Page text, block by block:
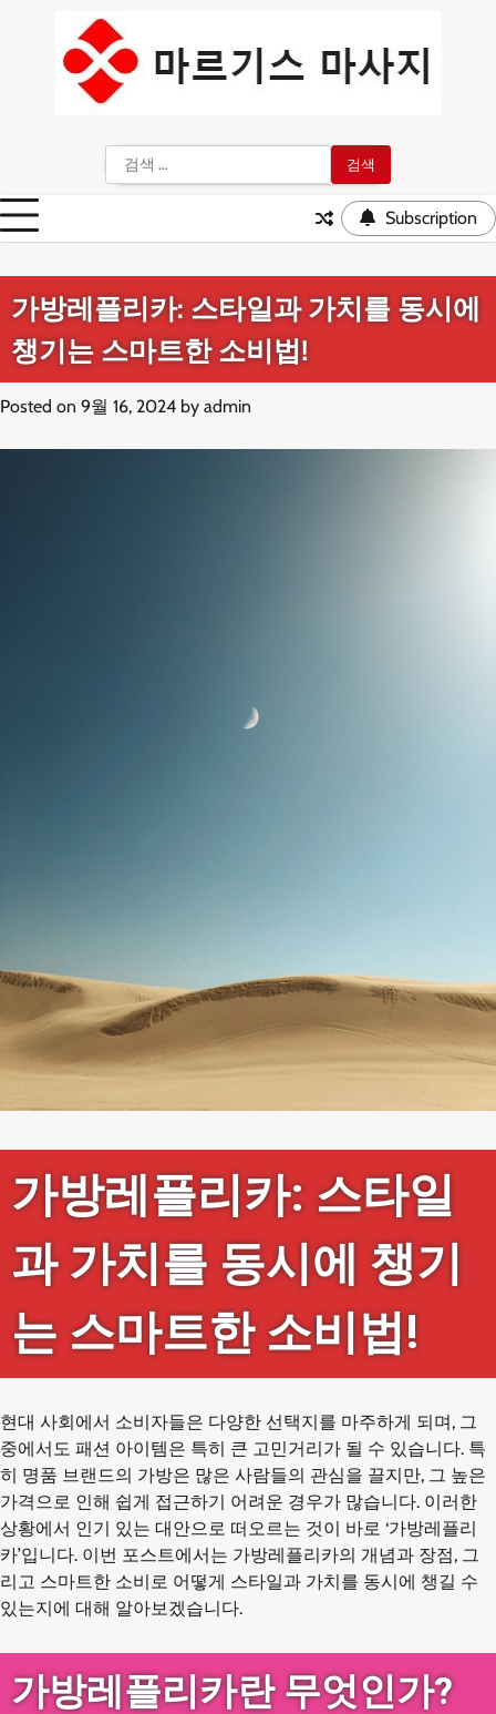
색:
Subscription
가방레플리카: 스타일과 가치를 동시에
챙기는 스마트한 소비법!
Posted on 9월 16, 2024 by admin
가방레플리카: 스타일
과 가치를 동시에 챙기
는 스마트한 소비법!
현대 사회에서 소비자들은 다양한 선택지를 마주하게 되며, 그
중에서도 패션 아이템은 특히 큰 고민거리가 될 수 있습니다. 특
히 명품 브랜드의 가방은 많은 사람들의 관심을 끌지만, 그 높은
가격으로 인해 쉽게 접근하기 어려운 경우가 많습니다. 이러한
상황에서 인기 있는 대안으로 떠오르는 것이 바로 ‘가방레플리
카’입니다. 이번 포스트에서는 가방레플리카의 개념과 장점, 그
리고 스마트한 소비로 어떻게 스타일과 가치를 동시에 챙길 수
있는지에 대해 알아보겠습니다.
가방레플리카란 무엇인가?